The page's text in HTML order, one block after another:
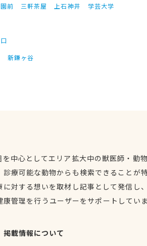
前 三軒茶屋 上石神井
学芸大学
新鎌ヶ谷
中心としてエリア拡大中の獣医師・動
療可能な動物からも検索できることが
対する想いを取材し記事として発信し
管理を行うユーザーをサポートしてい
掲載情報について